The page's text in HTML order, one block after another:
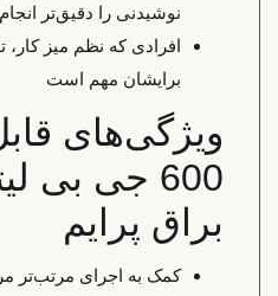
نوشیدنی را دقیق‌تر انجام
افرادی که نظم میز کار،
برایشان مهم است
ویژگی‌های
600 جی بی
براق پرایم
کمک به اجرای مرتب‌تر